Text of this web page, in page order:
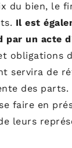
du bien, le
Il est
par un acte
obligations
servira de
des parts.
faire en
leurs